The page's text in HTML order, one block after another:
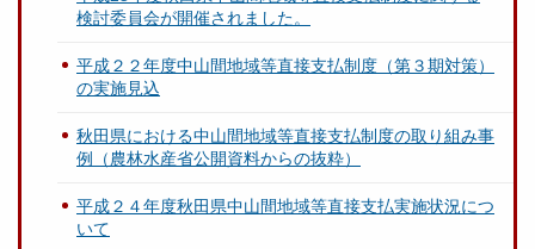
検討委員会が開催されました。
平成２２年度中山間地域等直接支払制度（第３期対策）
の実施見込
秋田県における中山間地域等直接支払制度の取り組み事
例（農林水産省公開資料からの抜粋）
平成２４年度秋田県中山間地域等直接支払実施状況につ
いて